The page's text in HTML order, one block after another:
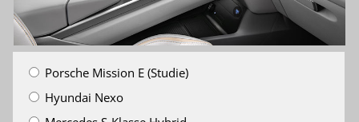
Porsche Mission E (Studie)
Hyundai Nexo